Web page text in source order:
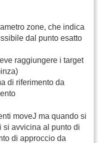
zone, che indica
dal punto esatto
raggiungere i target
di riferimento da
moveJ ma quando si
si avvicina al punto di
di approccio da